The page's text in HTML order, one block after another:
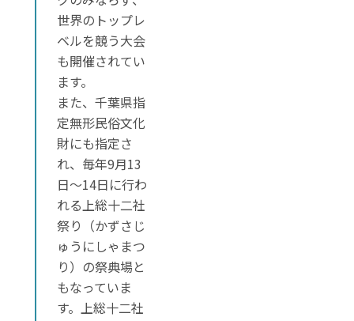
世界のトップレ
ベルを競う大会
も開催されてい
ます。
また、千葉県指
定無形民俗文化
財にも指定さ
れ、毎年9月13
日～14日に行わ
れる上総十二社
祭り（かずさじ
ゅうにしゃまつ
り）の祭典場と
もなっていま
す。上総十二社